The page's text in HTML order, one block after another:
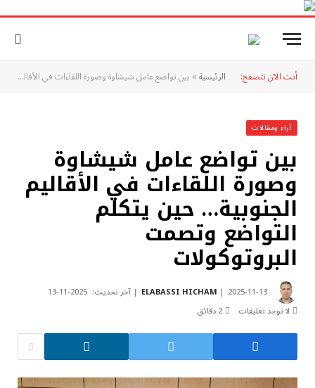
أنت الآن تتصفح: الرئيسية» بين تواضع عامل شيشاوة وصورة اللقاءات في الأقاليم الجنوبية… حين يتكلم التواضع وتصمت البروتوكولات
آراء ومقالات
بين تواضع عامل شيشاوة
وصورة اللقاءات في الأقاليم
الجنوبية… حين يتكلم
التواضع وتصمت
البروتوكولات
ELABASSI HICHAM 2025-11-13 آخر تحديث: 2025-11-13
لا توجد تعليقات
2 دقائق